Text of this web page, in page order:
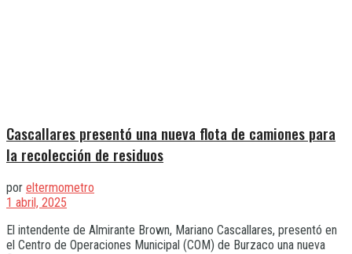
Cascallares presentó una nueva flota de camiones para
la recolección de residuos
por eltermometro
1 abril, 2025
El intendente de Almirante Brown, Mariano Cascallares, presentó en
el Centro de Operaciones Municipal (COM) de Burzaco una nueva